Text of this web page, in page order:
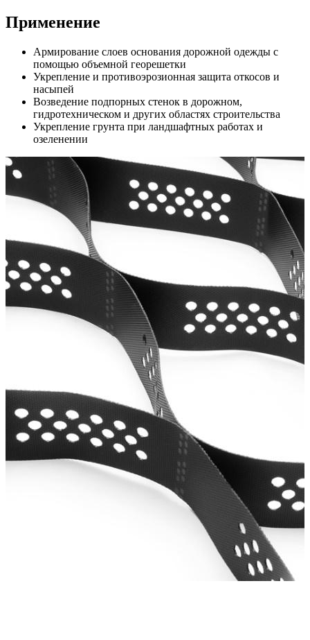
Применение
Армирование слоев основания дорожной одежды с
помощью объемной георешетки
Укрепление и противоэрозионная защита откосов и
насыпей
Возведение подпорных стенок в дорожном,
гидротехническом и других областях строительства
Укрепление грунта при ландшафтных работах и
озеленении